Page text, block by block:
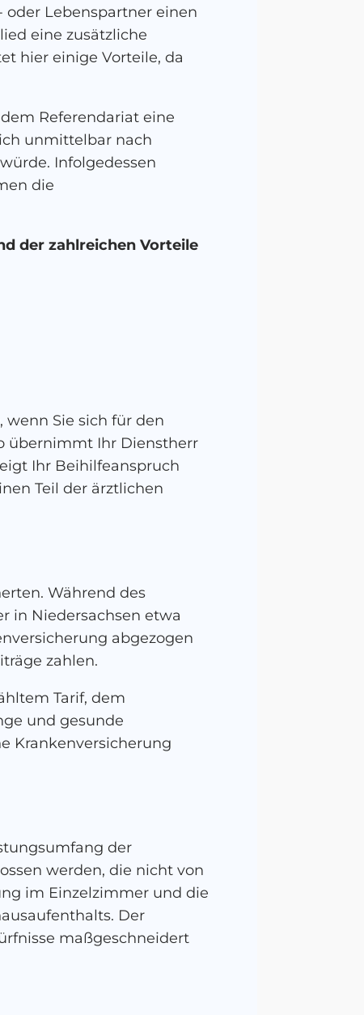
Lebenspartner einen
eine zusätzliche
hier einige Vorteile, da
Referendariat eine
unmittelbar nach
Infolgedessen
die
der zahlreichen Vorteile
Sie sich für den
übernimmt Ihr Dienstherr
Ihr Beihilfeanspruch
Teil der ärztlichen
Während des
in Niedersachsen etwa
abgezogen
zahlen.
Tarif, dem
und gesunde
Krankenversicherung
der
werden, die nicht von
im Einzelzimmer und die
Der
maßgeschneidert